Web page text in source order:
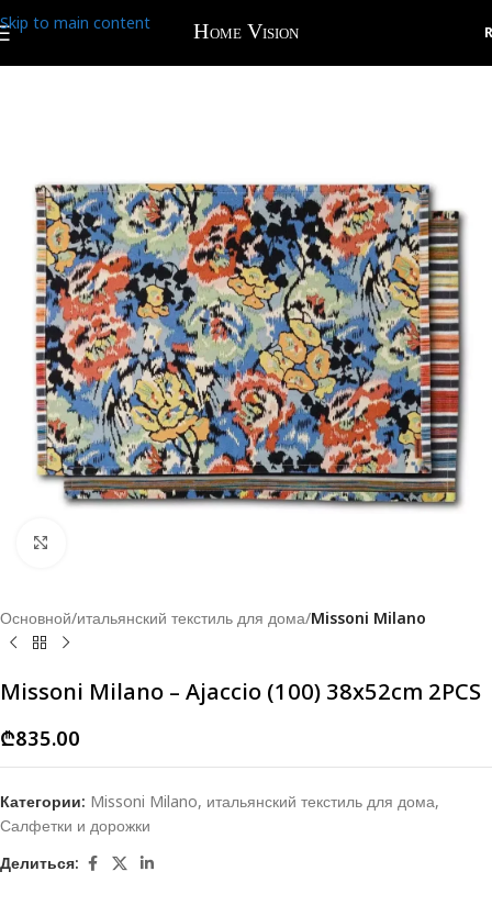
Skip to main content
Основной итальянский текстиль для дома Missoni Milano
Missoni Milano – Ajaccio (100) 38x52cm 2PCS
₾835.00
Категории: Missoni Milano, итальянский текстиль для дома,
Салфетки и дорожки
Делиться: